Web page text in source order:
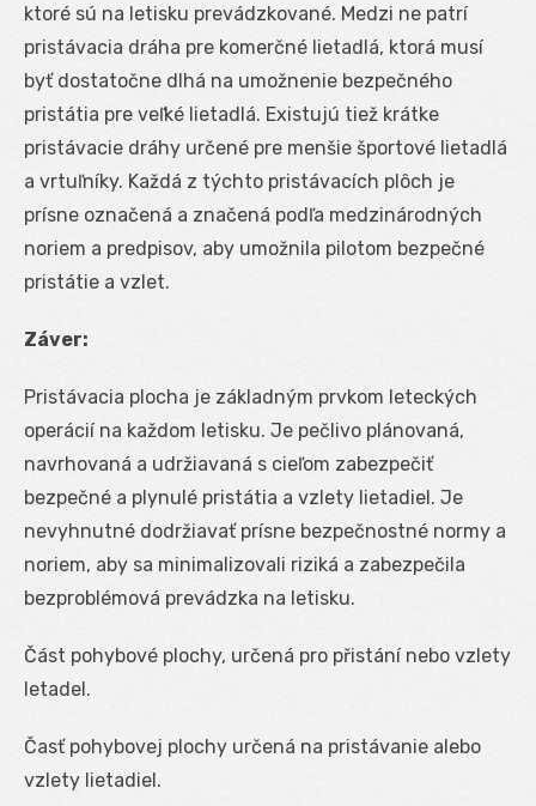
ktoré sú na letisku prevádzkované. Medzi ne patrí
pristávacia dráha pre komerčné lietadlá, ktorá musí
byť dostatočne dlhá na umožnenie bezpečného
pristátia pre veľké lietadlá. Existujú tiež krátke
pristávacie dráhy určené pre menšie športové lietadlá
a vrtuľníky. Každá z týchto pristávacích plôch je
prísne označená a značená podľa medzinárodných
noriem a predpisov, aby umožnila pilotom bezpečné
pristátie a vzlet.
Záver:
Pristávacia plocha je základným prvkom leteckých
operácií na každom letisku. Je pečlivo plánovaná,
navrhovaná a udržiavaná s cieľom zabezpečiť
bezpečné a plynulé pristátia a vzlety lietadiel. Je
nevyhnutné dodržiavať prísne bezpečnostné normy a
noriem, aby sa minimalizovali riziká a zabezpečila
bezproblémová prevádzka na letisku.
Část pohybové plochy, určená pro přistání nebo vzlety
letadel.
Časť pohybovej plochy určená na pristávanie alebo
vzlety lietadiel.